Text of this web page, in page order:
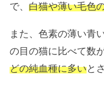
で、白猫や薄い毛色
また、色素の薄い青
の目の猫に比べて数
どの純血種に多いと